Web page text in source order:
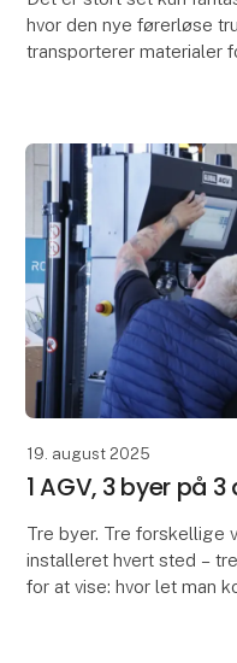
hvor den nye førerløse
transporterer materialer
19. august 2025
1 AGV, 3 byer på
Tre byer. Tre forskellige
installeret hvert sted –
for at vise: hvor let man